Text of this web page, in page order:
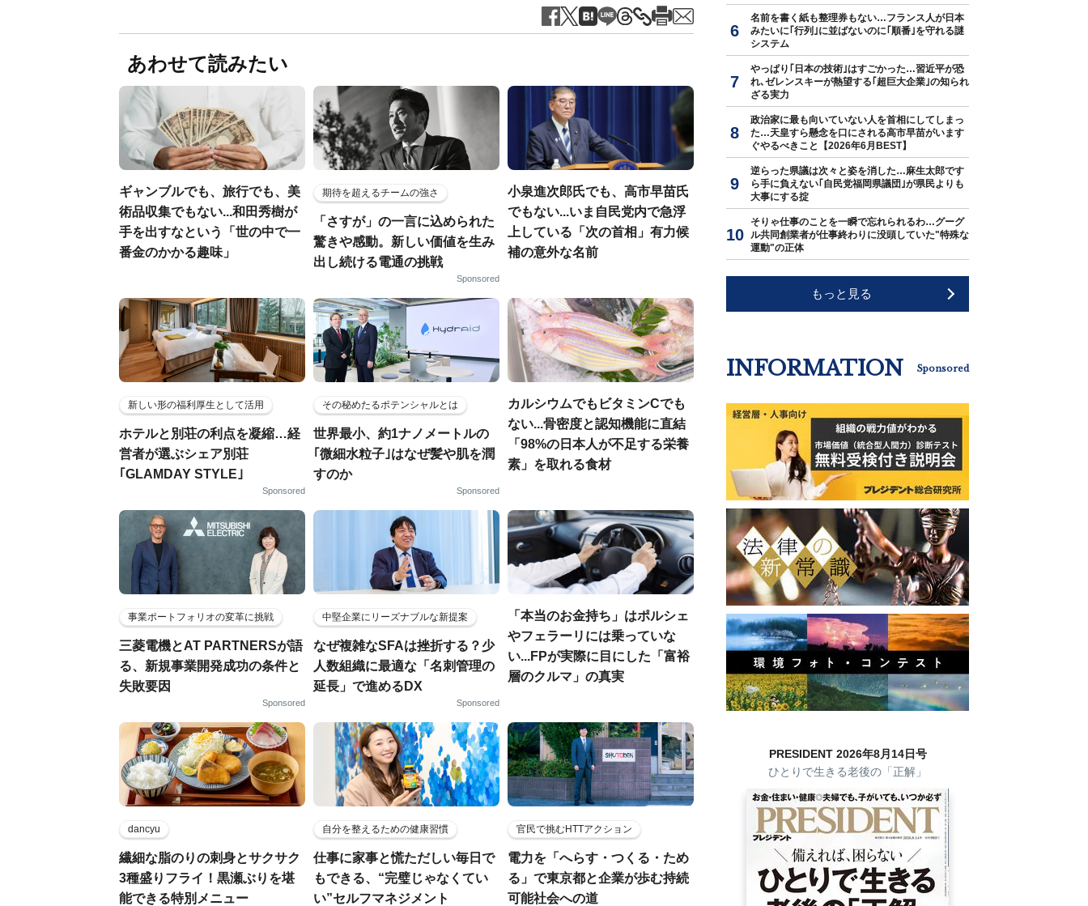
あわせて読みたい
ギャンブルでも、旅行でも、美
術品収集でもない...和田秀樹が
手を出すなという「世の中で一
番金のかかる趣味」
期待を超えるチームの強さ
「さすが」の一言に込められた
驚きや感動。新しい価値を生み
出し続ける電通の挑戦
Sponsored
小泉進次郎氏でも、高市早苗氏
でもない...いま自民党内で急浮
上している「次の首相」有力候
補の意外な名前
新しい形の福利厚生として活用
ホテルと別荘の利点を凝縮…経
営者が選ぶシェア別荘
｢GLAMDAY STYLE｣
Sponsored
その秘めたるポテンシャルとは
世界最小、約1ナノメートルの
｢微細水粒子｣はなぜ髪や肌を潤
すのか
Sponsored
カルシウムでもビタミンCでも
ない...骨密度と認知機能に直結
「98%の日本人が不足する栄養
素」を取れる食材
事業ポートフォリオの変革に挑戦
三菱電機とAT PARTNERSが語
る、新規事業開発成功の条件と
失敗要因
Sponsored
中堅企業にリーズナブルな新提案
なぜ複雑なSFAは挫折する？少
人数組織に最適な「名刺管理の
延長」で進めるDX
Sponsored
「本当のお金持ち」はポルシェ
やフェラーリには乗っていな
い...FPが実際に目にした「富裕
層のクルマ」の真実
dancyu
繊細な脂のりの刺身とサクサク
3種盛りフライ！黒瀬ぶりを堪
能できる特別メニュー
自分を整えるための健康習慣
仕事に家事と慌ただしい毎日で
もできる、“完璧じゃなくてい
い”セルフマネジメント
官民で挑むHTTアクション
電力を「へらす・つくる・ため
る」で東京都と企業が歩む持続
可能社会への道
名前を書く紙も整理券もない…フランス人が日本
みたいに｢行列｣に並ばないのに｢順番｣を守れる謎
システム
やっぱり｢日本の技術｣はすごかった…習近平が恐
れ､ゼレンスキーが熱望する｢超巨大企業｣の知られ
ざる実力
政治家に最も向いていない人を首相にしてしまっ
た…天皇すら懸念を口にされる高市早苗がいます
ぐやるべきこと【2026年6月BEST】
逆らった県議は次々と姿を消した…麻生太郎です
ら手に負えない｢自民党福岡県議団｣が県民よりも
大事にする掟
そりゃ仕事のことを一瞬で忘れられるわ…グーグ
ル共同創業者が仕事終わりに没頭していた"特殊な
運動"の正体
もっと見る
INFORMATION Sponsored
PRESIDENT 2026年8月14日号
ひとりで生きる老後の「正解」